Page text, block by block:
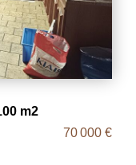
m2
70 000 €